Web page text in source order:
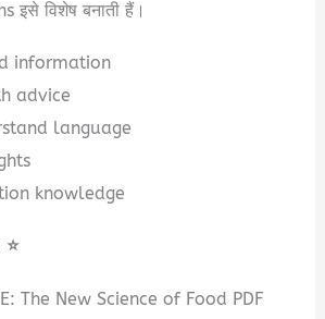
विशेष बनाती हैं।
information
advice
language
knowledge
The New Science of Food PDF